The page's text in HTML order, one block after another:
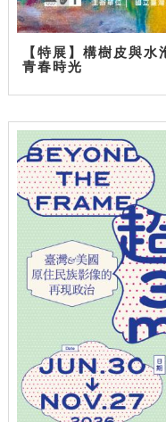
【特展】構樹皮與
青春時光